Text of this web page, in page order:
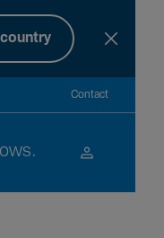
Contact